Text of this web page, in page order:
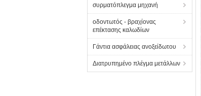
συρματόπλεγμα μηχανή
οδοντωτός - βραχίονας
επέκτασης καλωδίων
Γάντια ασφάλειας ανοξείδωτου
Διατρυπημένο πλέγμα μετάλλων